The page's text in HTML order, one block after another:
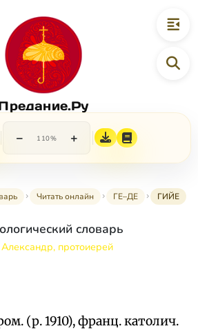
− 110% +
Читать онлайн ГЕ–ДЕ ГИЙЕ
словарь
протоиерей
(р. 1910), франц. католич.